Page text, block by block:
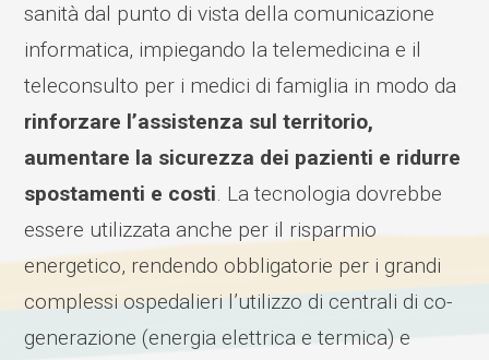
sanità dal punto di vista della comunicazione
informatica, impiegando la telemedicina e il
teleconsulto per i medici di famiglia in modo da
rinforzare l’assistenza sul territorio,
aumentare la sicurezza dei pazienti e ridurre
spostamenti e costi. La tecnologia dovrebbe
essere utilizzata anche per il risparmio
energetico, rendendo obbligatorie per i grandi
complessi ospedalieri l’utilizzo di centrali di co-
generazione (energia elettrica e termica) e